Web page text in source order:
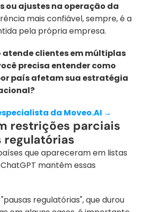
ou ajustes na operação da
mais confiável, sempre, é a
pela própria empresa.
atende clientes em múltiplas
precisa entender como
país afetam sua estratégia
da Moveo.AI →
restrições parciais
regulatórias
que apareceram em listas
mantêm essas
regulatórias", que durou